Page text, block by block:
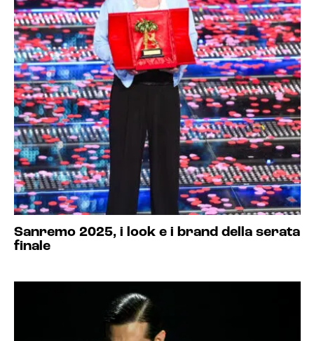
Sanremo 2025, i look e i brand della serata
finale